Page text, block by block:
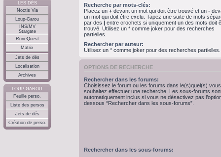
LES DÉS
Noctis Via
Loup-Garou
INS/MV
Stargate
RuneQuest
Matrix
Jets de dés
Localisation
Archives
LOUP-GAROU
Feuille perso.
Liste des persos
Jets de dés
Création de perso.
Recherche par mots-clés:
Placez un + devant un mot qui doit être trouvé et un -
un mot qui doit être exclu. Tapez une suite de mots
par des | entre crochets si uniquement un des mots doit
trouvé. Utilisez un * comme joker pour des recherches
partielles.
Rechercher par auteur:
Utilisez un * comme joker pour des recherches partielles.
OPTIONS DE RECHERCHE
Rechercher dans les forums:
Choisissez le forum ou les forums dans le(s)quel(s) vous
souhaitez effectuer une recherche. Les sous-forums
automatiquement inclus si vous ne désactivez pas
dessous “Rechercher dans les sous-forums”.
Rechercher dans les sous-forums: